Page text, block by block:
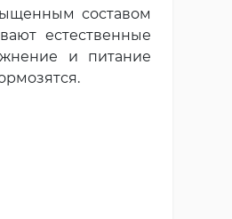
составом
естественные
и питание